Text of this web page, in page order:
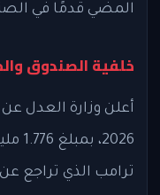
المضي قدمًا في
خلفية الصندوق